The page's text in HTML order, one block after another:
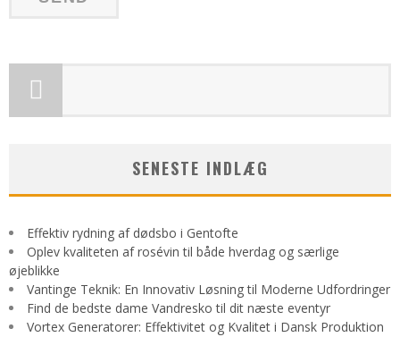
SENESTE INDLÆG
Effektiv rydning af dødsbo i Gentofte
Oplev kvaliteten af rosévin til både hverdag og særlige
øjeblikke
Vantinge Teknik: En Innovativ Løsning til Moderne Udfordringer
Find de bedste dame Vandresko til dit næste eventyr
Vortex Generatorer: Effektivitet og Kvalitet i Dansk Produktion